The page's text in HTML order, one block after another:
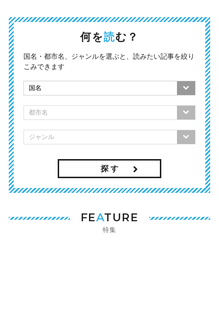
何を読む？
国名・都市名、ジャンルを選ぶと、読みたい記事を絞り
こみできます
探 す
FEATURE
特集